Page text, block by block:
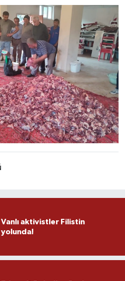
Vanlı aktivistler Filistin
yolunda!